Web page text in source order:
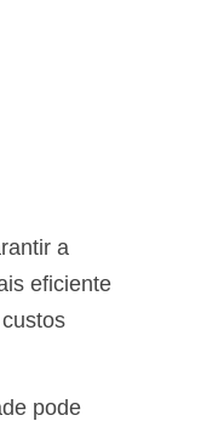
a
eficiente
pode